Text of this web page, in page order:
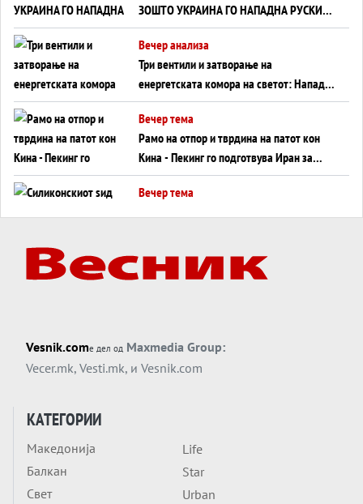
ЗОШТО УКРАИНА ГО НАПАДНА РУСКИОТ
WILDBERRIES
Вечер анализа
Три вентили и затворање на
енергетската комора на светот: Нападот
во Суец најавува глобален енергетски
инфаркт?
Вечер тема
Рамо на отпор и тврдина на патот кон
Кина - Пекинг го подготвува Иран за
американска копнена инвазија
Вечер тема
Вечер тема
Трамп тврди дека повторно „разговара“
Вечер тема
ДЛАБОКО УДОЛУ: Сметководствените
трикови што го соборија ЕНРОН ги
Вечер тема
Vesnik.comе дел од Maxmedia Group:
Vecer.mk, Vesti.mk, и Vesnik.com
КАТЕГОРИИ
Македонија
Балкан
Свет
Life
Star
Urban